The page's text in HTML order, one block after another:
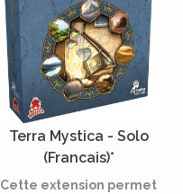
Terra Mystica - Solo
(Francais)*
Cette extension permet